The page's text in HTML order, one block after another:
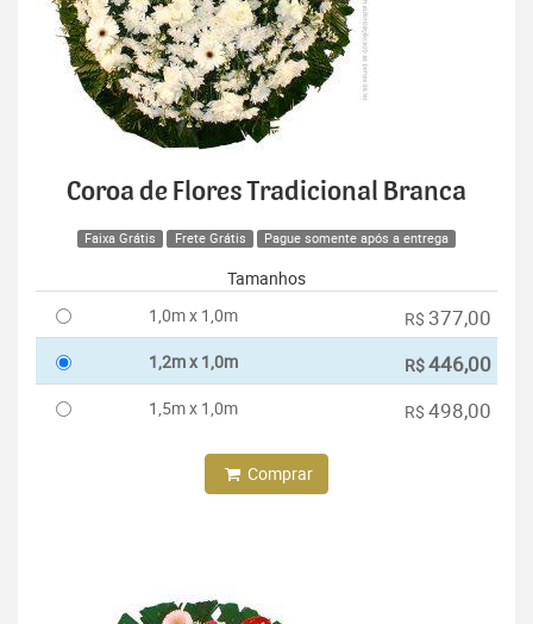
Coroa de Flores Tradicional Branca
Faixa Grátis Frete Grátis Pague somente após a entrega
Tamanhos
1,0m x 1,0m
R$ 377,00
1,2m x 1,0m R$446,00
1,5m x 1,0m R$ 498,00
Comprar